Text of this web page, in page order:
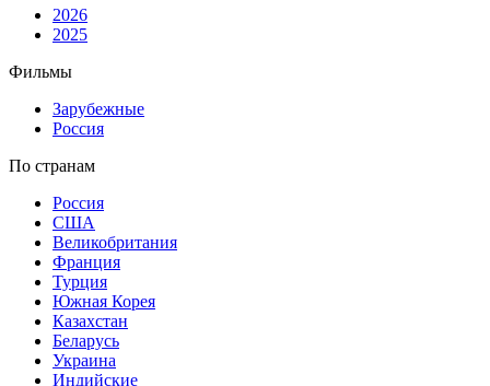
2026
2025
Фильмы
Зарубежные
Россия
По странам
Россия
США
Великобритания
Франция
Турция
Южная Корея
Казахстан
Беларусь
Украина
Индийские